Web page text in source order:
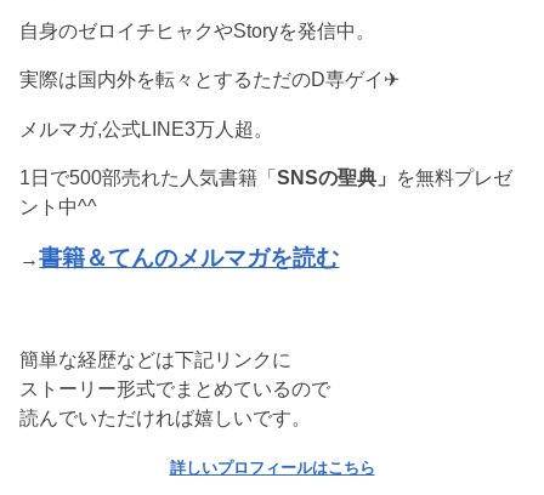
自身のゼロイチヒャクやStoryを発信中。
実際は国内外を転々とするただのD専ゲイ✈︎
メルマガ,公式LINE3万人超。
1日で500部売れた人気書籍「SNSの聖典」 を無料プレゼ
ント中^^
→書籍＆てんのメルマガを読む
簡単な経歴などは下記リンクに
ストーリー形式でまとめているので
読んでいただければ嬉しいです。
詳しいプロフィールはこちら